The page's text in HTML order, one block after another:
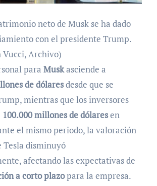
neto de Musk se ha dado
con el presidente Trump.
Vucci, Archivo)
para Muskasciende a
de dólaresdesde que se
mientras que los inversores
100.000 millones de dólaresen
el mismo periodo, la valoración
Tesla disminuyó
afectando las expectativas de
a corto plazopara la empresa.